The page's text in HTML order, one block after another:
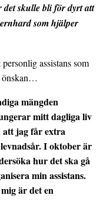
skulle bli för dyrt att
som hjälper
assistans som
önskan…
mängden
mitt dagliga liv
att jag får extra
I oktober är
hur det ska gå
min assistans.
är det en